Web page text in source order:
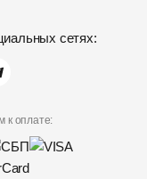
сетях:
к оплате: